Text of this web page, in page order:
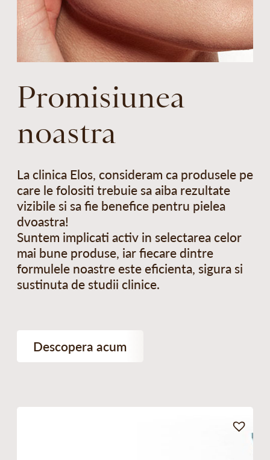
Promisiunea
noastra
La clinica Elos, consideram ca produsele pe
care le folositi trebuie sa aiba rezultate
vizibile si sa fie benefice pentru pielea
dvoastra!
Suntem implicati activ in selectarea celor
mai bune produse, iar fiecare dintre
formulele noastre este eficienta, sigura si
sustinuta de studii clinice.
Descopera acum